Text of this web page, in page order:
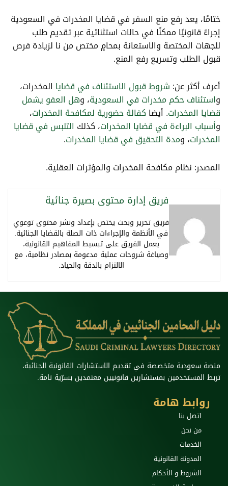
ختامًا، يعد رفع منع السفر في قضايا المخدرات في السعودية
إجراءً قانونيًا ممكنًا في حالات استثنائية عبر تقديم طلب
للجهات المختصة والاستعانة بمحامٍ مختص من نا لزيادة فرص
قبول الطلب وتسريع رفع المنع.
أعرف أكثر عن: شروط قبول الاستئناف في قضايا المخدرات،
واستئناف حكم مخدرات في السعودية، وهل العفو يشمل
قضايا المخدرات. أيضا كفالة حضورية لمكافحة المخدرات،
وأسباب البراءة في قضايا المخدرات، كذلك التلبس في قضايا
المخدرات، ومدة التحقيق في قضايا المخدرات.
المصدر: نظام مكافحة المخدرات والمؤثرات العقلية.
فريق إدارة محتوى بصيرة جنائية
فريق تحرير وبحث يختص بإعداد ونشر محتوى توعوي
في الأنظمة والإجراءات ذات الصلة بالقضايا الجنائية.
يعمل الفريق على تبسيط المفاهيم القانونية،
وصياغة شروحات عملية مدعومة بمصادر نظامية، مع
الالتزام بالدقة والحياد.
منصة سعودية متخصصة في تقديم الاستشارات القانونية الجنائية،
تربط المستخدمين بمستشارين قانونيين معتمدين بسرّية تامة.
روابط هامة
اتصل بنا
من نحن
الخدمات
المدونة القانونية
الشروط و الأحكام